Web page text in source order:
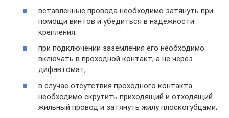
вставленные провода необходимо затянуть при
помощи винтов и убедиться в надежности
крепления;
при подключении заземления его необходимо
включать в проходной контакт, а не через
дифавтомат;
в случае отсутствия проходного контакта
необходимо скрутить приходящий и отходящий
жильный провод и затянуть жилу плоскогубцами;